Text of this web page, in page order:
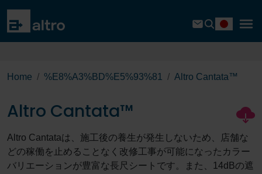
Home %E8%A3%BD%E5%93%81 Altro Cantata™
Altro Cantata™
Altro Cantataは、施工後の養生が発生しないため、店舗な
どの稼働を止めることなく改修工事が可能になったカラー
バリエーションが豊富な長尺シートです。また、14dBの遮